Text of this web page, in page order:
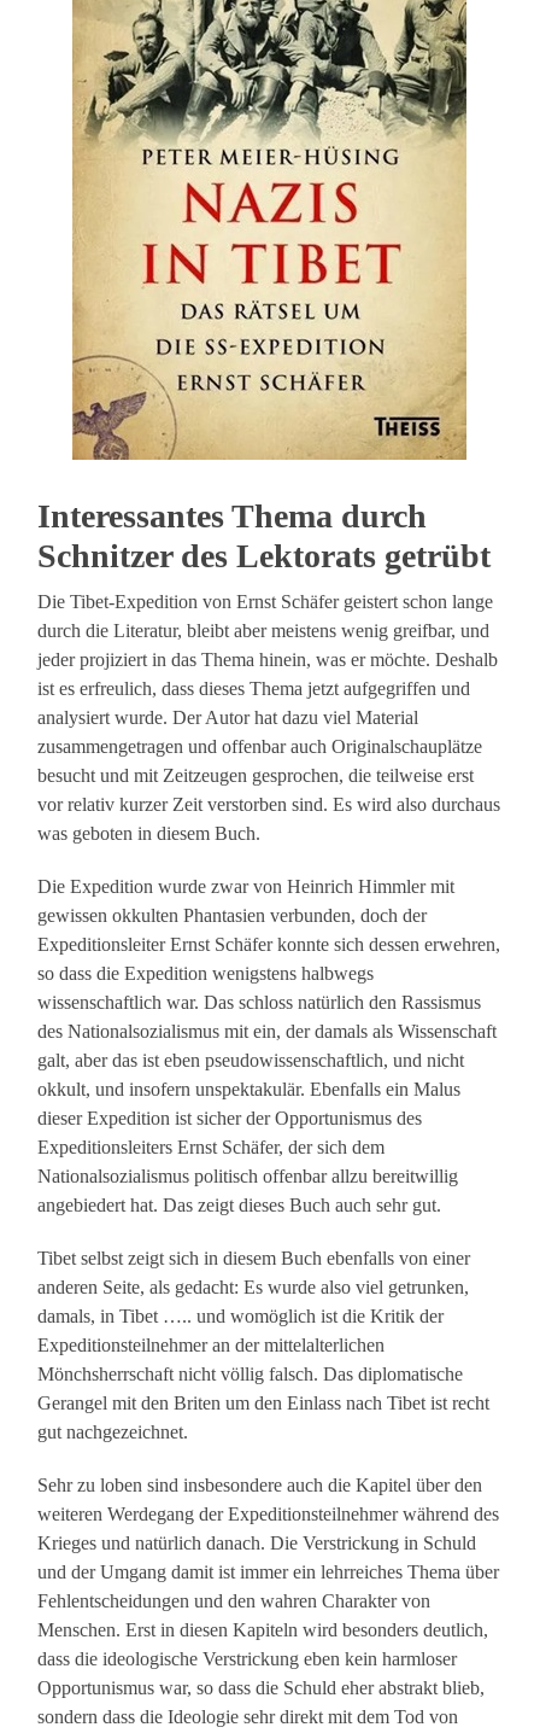
Interessantes Thema durch
Schnitzer des Lektorats getrübt
Die Tibet-Expedition von Ernst Schäfer geistert schon lange
durch die Literatur, bleibt aber meistens wenig greifbar, und
jeder projiziert in das Thema hinein, was er möchte. Deshalb
ist es erfreulich, dass dieses Thema jetzt aufgegriffen und
analysiert wurde. Der Autor hat dazu viel Material
zusammengetragen und offenbar auch Originalschauplätze
besucht und mit Zeitzeugen gesprochen, die teilweise erst
vor relativ kurzer Zeit verstorben sind. Es wird also durchaus
was geboten in diesem Buch.
Die Expedition wurde zwar von Heinrich Himmler mit
gewissen okkulten Phantasien verbunden, doch der
Expeditionsleiter Ernst Schäfer konnte sich dessen erwehren,
so dass die Expedition wenigstens halbwegs
wissenschaftlich war. Das schloss natürlich den Rassismus
des Nationalsozialismus mit ein, der damals als Wissenschaft
galt, aber das ist eben pseudowissenschaftlich, und nicht
okkult, und insofern unspektakulär. Ebenfalls ein Malus
dieser Expedition ist sicher der Opportunismus des
Expeditionsleiters Ernst Schäfer, der sich dem
Nationalsozialismus politisch offenbar allzu bereitwillig
angebiedert hat. Das zeigt dieses Buch auch sehr gut.
Tibet selbst zeigt sich in diesem Buch ebenfalls von einer
anderen Seite, als gedacht: Es wurde also viel getrunken,
damals, in Tibet ….. und womöglich ist die Kritik der
Expeditionsteilnehmer an der mittelalterlichen
Mönchsherrschaft nicht völlig falsch. Das diplomatische
Gerangel mit den Briten um den Einlass nach Tibet ist recht
gut nachgezeichnet.
Sehr zu loben sind insbesondere auch die Kapitel über den
weiteren Werdegang der Expeditionsteilnehmer während des
Krieges und natürlich danach. Die Verstrickung in Schuld
und der Umgang damit ist immer ein lehrreiches Thema über
Fehlentscheidungen und den wahren Charakter von
Menschen. Erst in diesen Kapiteln wird besonders deutlich,
dass die ideologische Verstrickung eben kein harmloser
Opportunismus war, so dass die Schuld eher abstrakt blieb,
sondern dass die Ideologie sehr direkt mit dem Tod von